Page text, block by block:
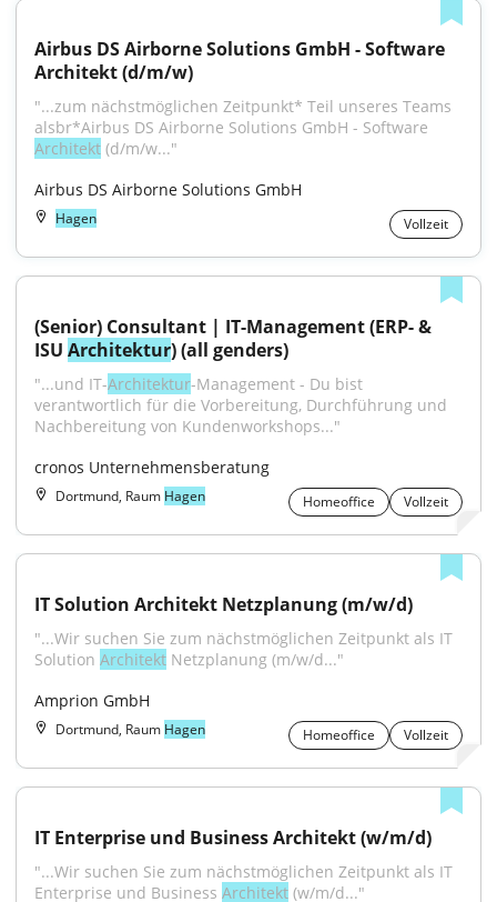
Airbus DS Airborne Solutions GmbH - Software
Architekt (d/m/w)
"...zum nächstmöglichen Zeitpunkt* Teil unseres Teams
Architekt (d/m/w..."
Airbus DS Airborne Solutions GmbH
Hagen Vollzeit
(Senior) Consultant | IT-Management (ERP- &
ISU Architektur) (all genders)
"...und IT-Architektur-Management - Du bist
verantwortlich für die Vorbereitung, Durchführung und
Nachbereitung von Kundenworkshops..."
cronos Unternehmensberatung
Dortmund, Raum Hagen Homeoffice Vollzeit
IT Solution Architekt Netzplanung (m/w/d)
"...Wir suchen Sie zum nächstmöglichen Zeitpunkt als IT
Solution Architekt Netzplanung (m/w/d..."
Amprion GmbH
Dortmund, Raum Hagen Homeoffice Vollzeit
IT Enterprise und Business Architekt (w/m/d)
"...Wir suchen Sie zum nächstmöglichen Zeitpunkt als IT
Enterprise und Business Architekt (w/m/d..."